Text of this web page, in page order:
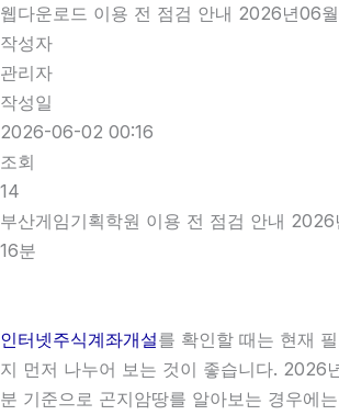
웹다운로드 이용 전 점검 안내 2026년06
작성자
관리자
작성일
2026-06-02 00:16
조회
14
부산게임기획학원 이용 전 점검 안내
16분
인터넷주식계좌개설를 확인할 때는 현재
지 먼저 나누어 보는 것이 좋습니다. 2026
분 기준으로 곤지암땅를 알아보는 경우에